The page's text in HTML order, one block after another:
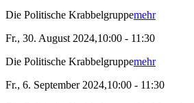
Die Politische Krabbelgruppemehr
Fr., 30. August 2024,10:00 - 11:30
Die Politische Krabbelgruppemehr
Fr., 6. September 2024,10:00 - 11:30